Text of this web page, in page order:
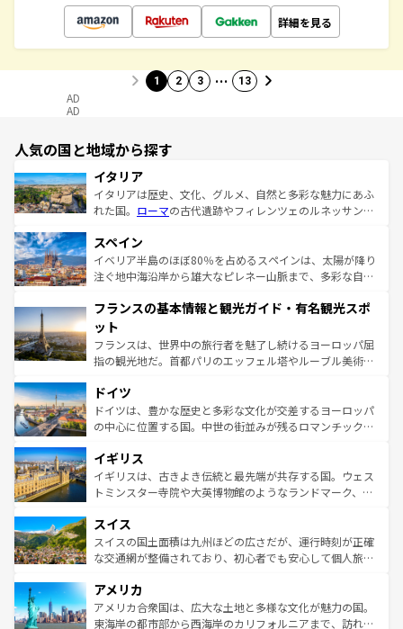
詳細を見る
1 2 3 … 13
AD
AD
人気の国と地域から探す
イタリア
イタリアは歴史、文化、グルメ、自然と多彩な魅力にあふ
れた国。 ローマの古代遺跡やフィレンツェのルネッサンス
ろん、トスカーナの美しい田園風景やアマルフィ海岸の絶
景など、自然景観も見逃せない。観光の合間には、本場の
ピザやパスタなど、絶品のイタリア料理を堪能することも
ませてくれるイタリアで、忘れられない旅をしてみよう！
なお、新着のイタリア情報は
しい。
スペイン
イベリア半島のほぼ80％を占めるスペインは、太陽が降り
注ぐ地中海沿岸から雄大なピレネー山脈まで、多彩な自然
文化が根付くこの国では、情熱的なフラメンコ、熱気あふ
れる闘牛、そして美味しいタパスが生活の一部となってい
る。首都マドリードの洗練された雰囲気や、バルセロナの
アートに溢れた街角から、地方では古代ローマ遺跡や中世
せる。地方によって風土や気候が異なるスペインはその個
性で訪れる人を魅了する。 なお、新着のスペイン情報は コ
ンテンツ一覧を参照してほしい。
フランスの基本情報と観光ガイド・有名観光スポ
ット
フランスは、世界中の旅行者を魅了し続けるヨーロッパ屈
指の観光地だ。首都パリのエッフェル塔やルーブル美術館
で、幅広い魅力が詰まっている。華麗な宮殿、歴史的な大
聖堂、美しいビーチ、そして豊かな自然が、訪れる者を心
から魅了する。また、フランスは美食の国としても知ら
いる。シャンパンの発祥地であるランス、プロヴァンスの
香り高いラベンダー畑など、多彩な楽しみ方が可能だ。さ
らに、パリ以外の地域にも魅力が溢れており、どの街角に
れる地方に足を運ぶとそれぞれで全く異なる文化を体験で
きるだろう。 なお、新着のフランス情報はコンテンツ一覧
を参照してほしい。
ドイツ
ドイツは、豊かな歴史と多彩な文化が交差するヨーロッパ
の中心に位置する国。中世の街並みが残るロマンチック街
顔を持つこの国は、どこを歩いても飽きることがない。ベ
ルリンの文化的活気、バイエルン州のアルプスの絶景、そ
してライン川沿いのワイン畑といった風景は必見。ビール
は、お酒好きな人にはぜひ体験してほしい。 なお、新着の
ドイツ情報はコンテンツ一覧を参照してほしい。
イギリス
イギリスは、古きよき伝統と最先端が共存する国。ウェス
トミンスター寺院や大英博物館のようなランドマーク、歴
リアごとに異なる魅力がある。また、優雅なアフタヌーン
ティー、ビール好きにはたまらない英国パブ、サッカー観
戦など、本場だからこそできる体験も豊富。イギリスを旅
ンツ一覧を参照してほしい。
スイス
スイスの国土面積は九州ほどの広さだが、運行時刻が正確
な交通網が整備されており、初心者でも安心して個人旅行
の建物がそのまま残る町や、スイスならではのユニークな
博物館もあり、アルプス観光だけでなく町歩きも満喫する
ことができる。国民の所得が高いため物価も高いが、旅行
アメリカ
アメリカ合衆国は、広大な土地と多様な文化が魅力の国。
東海岸の都市部から西海岸のカリフォルニアまで、訪れる